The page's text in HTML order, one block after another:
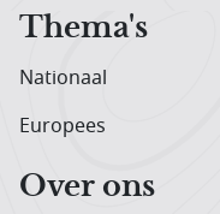
Thema's
Nationaal
Europees
Over ons